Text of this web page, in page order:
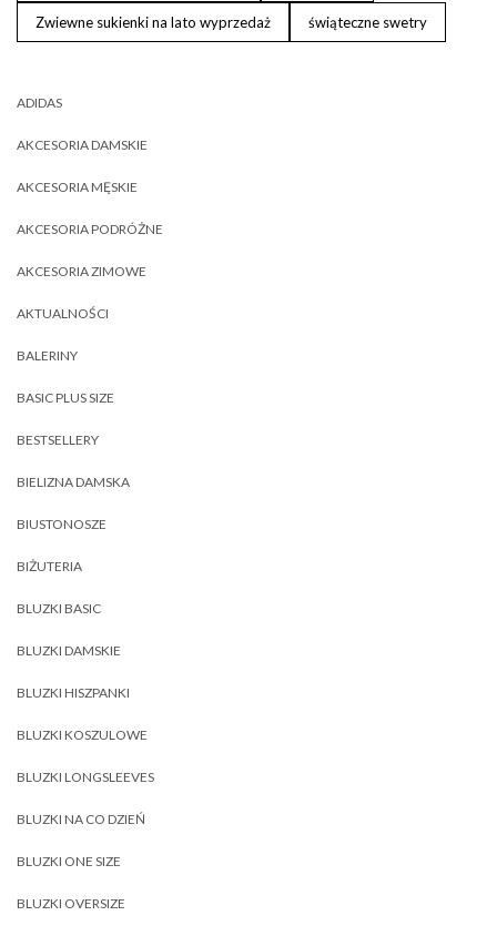
Zwiewne sukienki na lato wyprzedaż świąteczne swetry
ADIDAS
AKCESORIA DAMSKIE
AKCESORIA MĘSKIE
AKCESORIA PODRÓŻNE
AKCESORIA ZIMOWE
AKTUALNOŚCI
BALERINY
BASIC PLUS SIZE
BESTSELLERY
BIELIZNA DAMSKA
BIUSTONOSZE
BIŻUTERIA
BLUZKI BASIC
BLUZKI DAMSKIE
BLUZKI HISZPANKI
BLUZKI KOSZULOWE
BLUZKI LONGSLEEVES
BLUZKI NA CO DZIEŃ
BLUZKI ONE SIZE
BLUZKI OVERSIZE